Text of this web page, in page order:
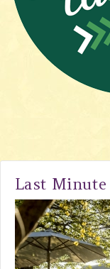
Last Minute